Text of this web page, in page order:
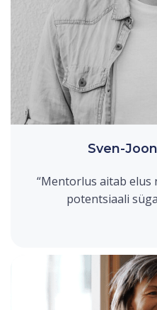
Sven-
“Mentorlus aitab elus
potentsiaali